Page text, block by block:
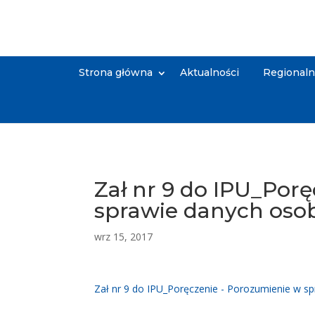
Strona główna Aktualności
Zał nr 9 do
sprawie danych
wrz 15, 2017
Zał nr 9 do IPU_Poręczenie - Porozumienie w